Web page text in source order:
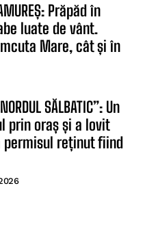
Prăpăd în
luate de vânt.
Mare, cât și în
SĂLBATIC”: Un
prin oraș și a lovit
permisul reținut fiind